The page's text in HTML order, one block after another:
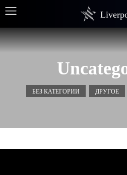
БЕЗ КАТЕГОРИИ ДРУГОЕ